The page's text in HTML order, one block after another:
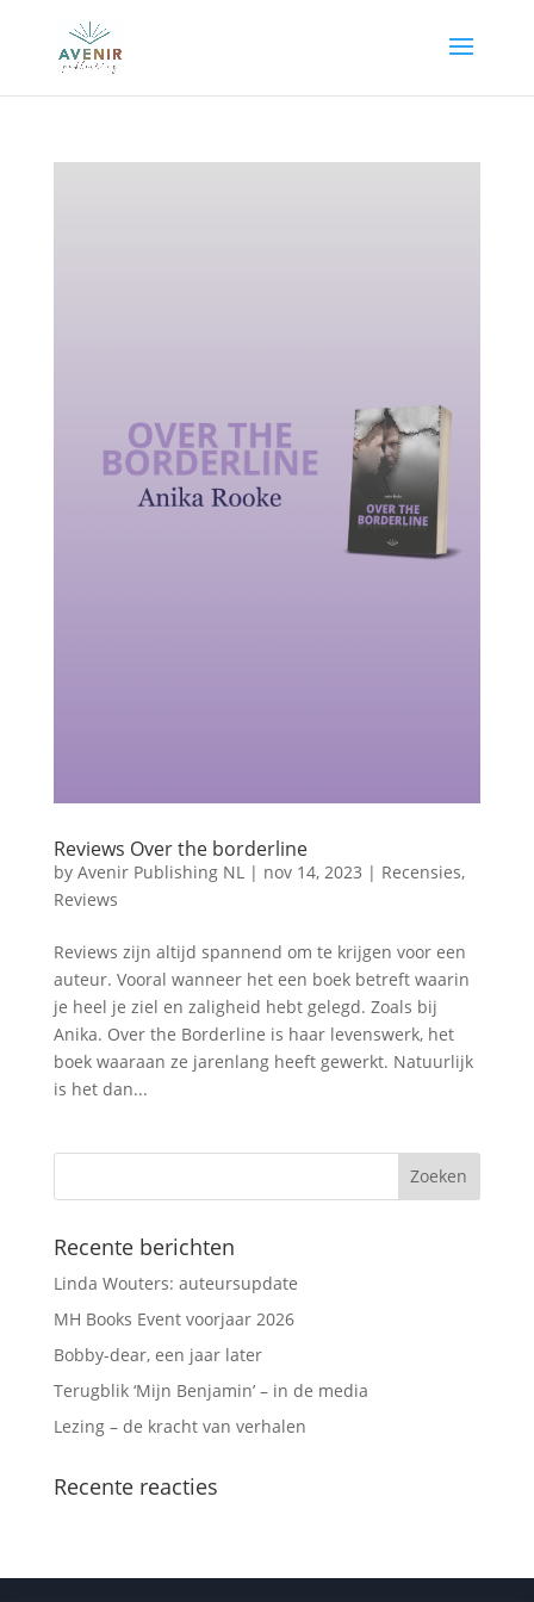
Reviews Over the borderline
by Avenir Publishing NL | nov 14, 2023 | Recensies,
Reviews
Reviews zijn altijd spannend om te krijgen voor een
auteur. Vooral wanneer het een boek betreft waarin
je heel je ziel en zaligheid hebt gelegd. Zoals bij
Anika. Over the Borderline is haar levenswerk, het
boek waaraan ze jarenlang heeft gewerkt. Natuurlijk
is het dan...
Recente berichten
Linda Wouters: auteursupdate
MH Books Event voorjaar 2026
Bobby-dear, een jaar later
Terugblik ‘Mijn Benjamin’ – in de media
Lezing – de kracht van verhalen
Recente reacties